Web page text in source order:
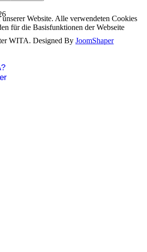
WITA. Designed By JoomShaper
Website. Alle verwendeten Cookies
für die Basisfunktionen der Webseite